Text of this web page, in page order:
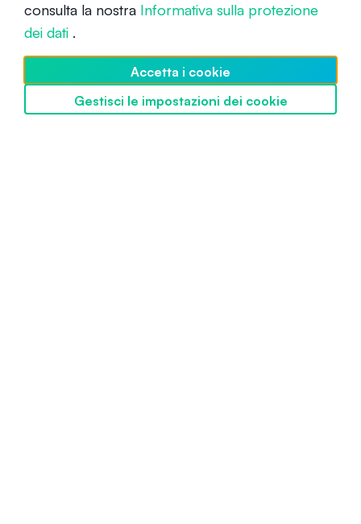
Investimento Tematico: Cos'è e
Principiante 20 maggio 2022
consulta la nostra Informativa sulla protezione
dei dati .
Accetta i cookie
Gestisci le impostazioni dei cookie
Scopri SwissBorg